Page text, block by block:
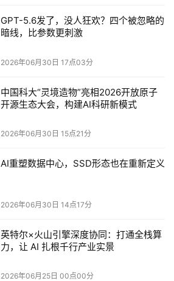
GPT-5.6发了，没人狂欢？四个被忽略的
暗线，比参数更刺激
2026年06月30日 17点03分
中国科大“灵境造物”亮相2026开放原子
开源生态大会，构建AI科研新模式
2026年06月30日 15点21分
AI重塑数据中心，SSD形态也在重新定义
2026年06月30日 14点17分
英特尔×火山引擎深度协同：打通全栈算
力，让 AI 扎根千行产业实景
2026年06月25日 00点00分